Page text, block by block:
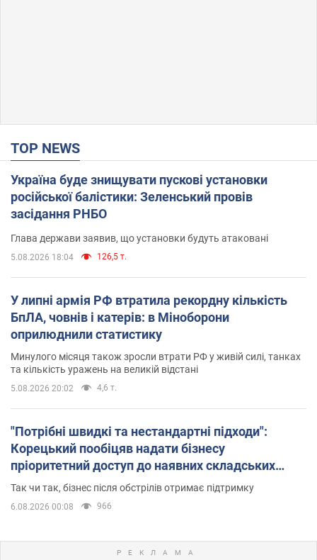
TOP NEWS
Україна буде знищувати пускові установки
російської балістики: Зеленський провів
засідання РНБО
Глава держави заявив, що установки будуть атаковані
5.08.2026 18:04 126,5 т.
У липні армія РФ втратила рекордну кількість
БпЛА, човнів і катерів: в Міноборони
оприлюднили статистику
Минулого місяця також зросли втрати РФ у живій силі, танках
та кількість уражень на великій відстані
5.08.2026 20:02 4,6 т.
"Потрібні швидкі та нестандартні підходи":
Корецький пообіцяв надати бізнесу
пріоритетний доступ до наявних складських
приміщень
Так чи так, бізнес після обстрілів отримає підтримку
6.08.2026 00:08 966